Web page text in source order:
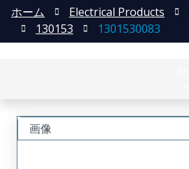
ホーム Electrical Products
130153
1301530083
画像